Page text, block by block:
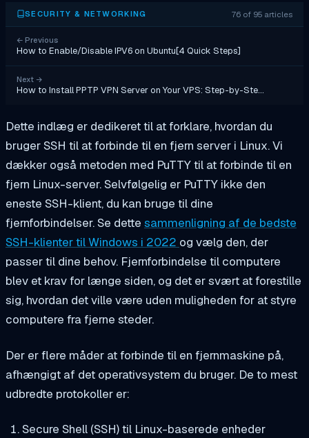
SECURITY & NETWORKING 76 of 95 articles
← Previous
How to Enable/Disable IPV6 on Ubuntu[4 Quick Steps]
Next →
How to Install PPTP VPN Server on Your VPS: Step-by-Ste…
Dette indlæg er dedikeret til at forklare, hvordan du
bruger SSH til at forbinde til en fjern server i Linux. Vi
dækker også metoden med PuTTY til at forbinde til en
fjern Linux-server. Selvfølgelig er PuTTY ikke den
eneste SSH-klient, du kan bruge til dine
fjernforbindelser. Se dette sammenligning af de bedste
SSH-klienter til Windows i 2022 og vælg den, der
passer til dine behov. Fjernforbindelse til computere
blev et krav for længe siden, og det er svært at forestille
sig, hvordan det ville være uden muligheden for at styre
computere fra fjerne steder.
Der er flere måder at forbinde til en fjernmaskine på,
afhængigt af det operativsystem du bruger. De to mest
udbredte protokoller er:
Secure Shell (SSH) til Linux-baserede enheder